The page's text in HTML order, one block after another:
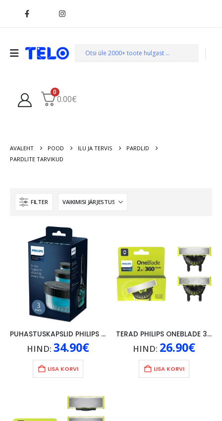
0
0.00€
AVALEHT POOD ILU JA TERVIS
PARDLID
PARDLITE TARVIKUD
FILTER
PUHASTUSKAPSLID PHILIPS 3TK
HIND: 34.90€
LISA KORVI
TERAD PHILIPS ONEBLADE 360, 2TK
HIND: 26.90€
LISA KORVI